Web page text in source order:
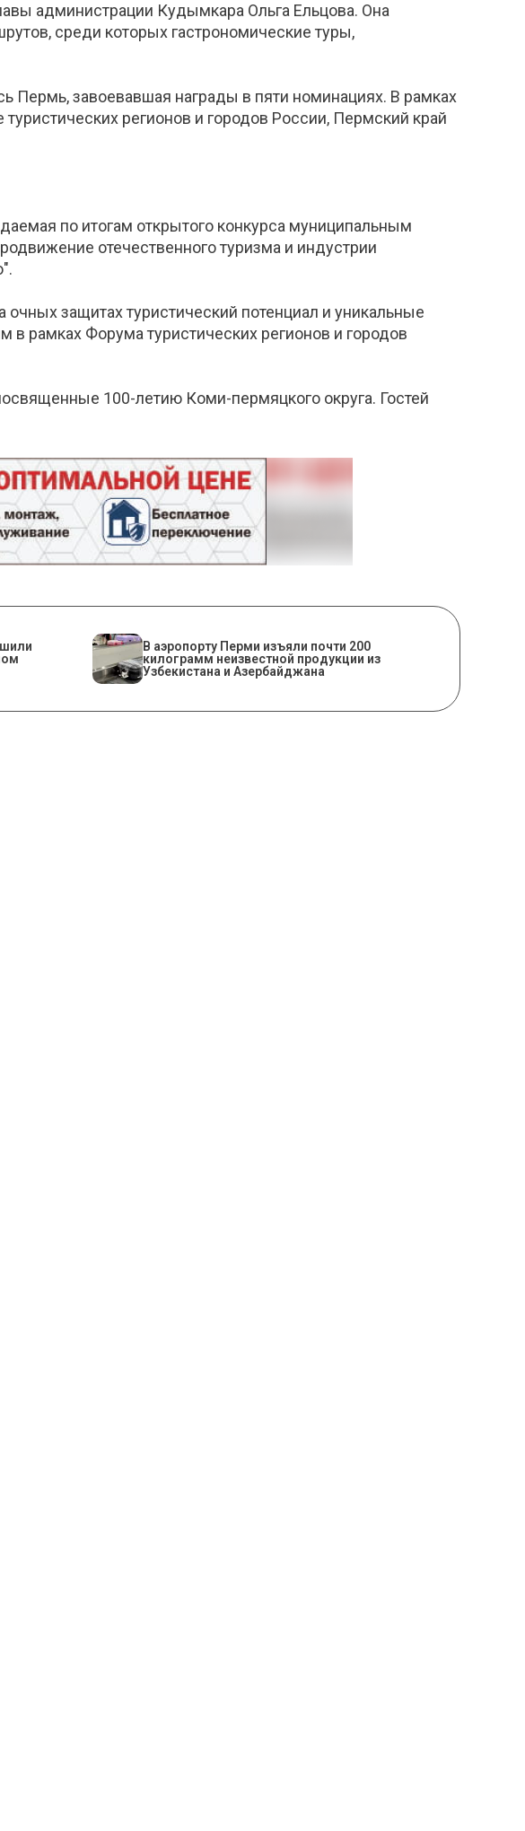
администрации Кудымкара Ольга Ельцова. Она
среди которых гастрономические туры,
Пермь, завоевавшая награды в пяти номинациях. В рамках
регионов и городов России, Пермский край
по итогам открытого конкурса муниципальным
отечественного туризма и индустрии
защитах туристический потенциал и уникальные
рамках Форума туристических регионов и городов
100-летию Коми-пермяцкого округа. Гостей
В аэропорту Перми изъяли почти 200
килограмм неизвестной продукции из
Узбекистана и Азербайджана